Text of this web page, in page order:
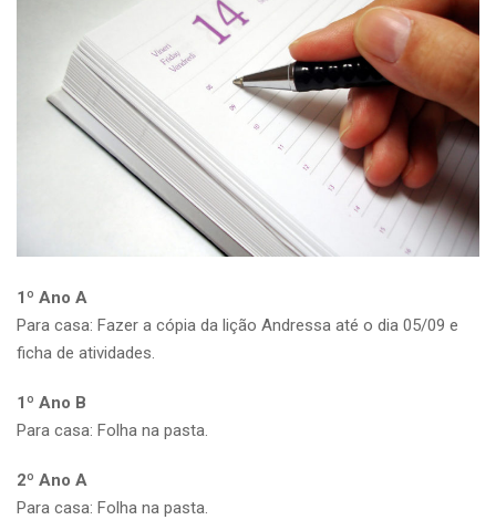
1º Ano A
Para casa: Fazer a cópia da lição Andressa até o dia 05/09 e
ficha de atividades.
1º Ano B
Para casa: Folha na pasta.
2º Ano A
Para casa: Folha na pasta.